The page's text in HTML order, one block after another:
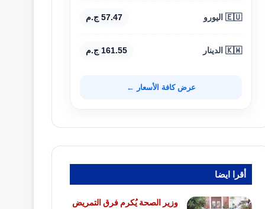
🇪🇺 اليورو 57.47 ج.م
🇰🇼 الدينار 161.55 ج.م
عرض كافة الأسعار ←
أقرا ايضا
وزير الصحة يُكرم فرق التمريض